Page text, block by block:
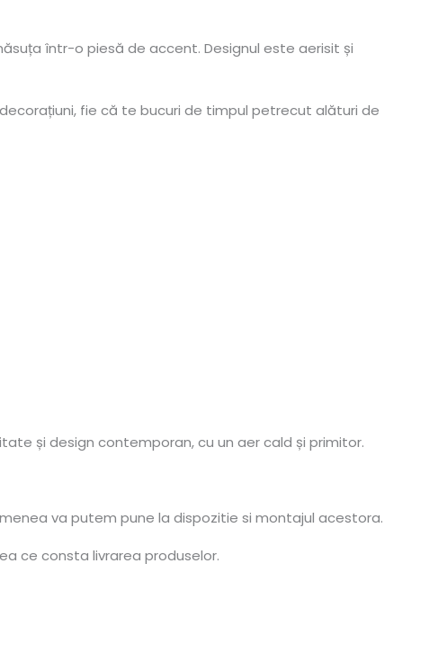
într-o piesă de accent. Designul este aerisit și
fie că te bucuri de timpul petrecut alături de
și design contemporan, cu un aer cald și primitor.
va putem pune la dispozitie si montajul acestora.
ce consta livrarea produselor.